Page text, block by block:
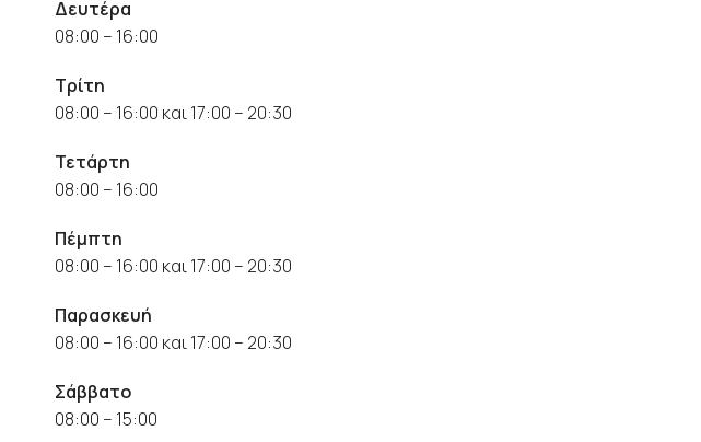
Δευτέρα
08:00 – 16:00
Τρίτη
08:00 – 16:00 και 17:00 – 20:30
Τετάρτη
08:00 – 16:00
Πέμπτη
08:00 – 16:00 και 17:00 – 20:30
Παρασκευή
08:00 – 16:00 και 17:00 – 20:30
Σάββατο
08:00 – 15:00